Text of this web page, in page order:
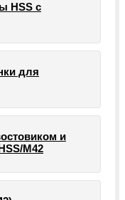
HSS c
для
и
М42